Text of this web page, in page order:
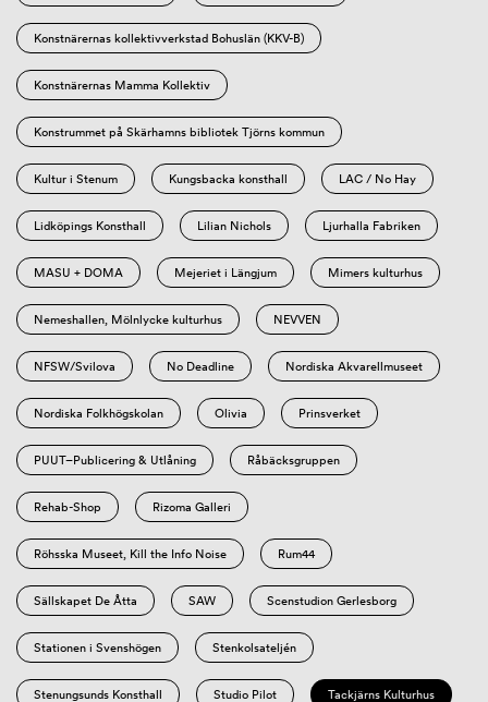
Konstnärernas kollektivverkstad Bohuslän (KKV-B)
Konstnärernas Mamma Kollektiv
Konstrummet på Skärhamns bibliotek Tjörns kommun
Kultur i Stenum Kungsbacka konsthall LAC / No Hay
Lidköpings Konsthall Lilian Nichols Ljurhalla Fabriken
MASU + DOMA Mejeriet i Längjum Mimers kulturhus
Nemeshallen, Mölnlycke kulturhus NEVVEN
NFSW/Svilova No Deadline Nordiska Akvarellmuseet
Nordiska Folkhögskolan Olivia Prinsverket
PUUT–Publicering & Utlåning Råbäcksgruppen
Rehab-Shop Rizoma Galleri
Röhsska Museet, Kill the Info Noise Rum44
Sällskapet De Åtta SAW Scenstudion Gerlesborg
Stationen i Svenshögen Stenkolsateljén
Stenungsunds Konsthall Studio Pilot Tackjärns Kulturhus